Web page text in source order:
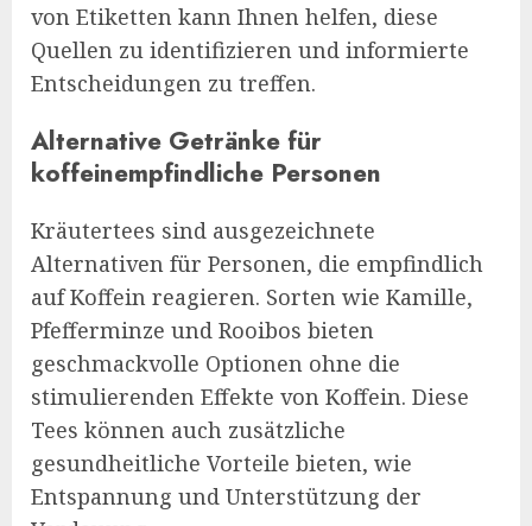
von Etiketten kann Ihnen helfen, diese
Quellen zu identifizieren und informierte
Entscheidungen zu treffen.
Alternative Getränke für
koffeinempfindliche Personen
Kräutertees sind ausgezeichnete
Alternativen für Personen, die empfindlich
auf Koffein reagieren. Sorten wie Kamille,
Pfefferminze und Rooibos bieten
geschmackvolle Optionen ohne die
stimulierenden Effekte von Koffein. Diese
Tees können auch zusätzliche
gesundheitliche Vorteile bieten, wie
Entspannung und Unterstützung der